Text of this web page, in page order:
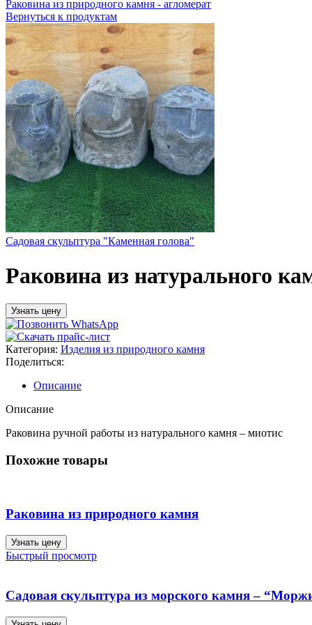
Раковина из природного камня - агломерат
Вернуться к продуктам
Садовая скульптура "Каменная голова"
Раковина из натурального
Узнать цену
Категория: Изделия из природного камня
Поделиться:
Описание
Описание
Раковина ручной работы из натурального камня – миотис
Похожие товары
Раковина из природного камня
Узнать цену
Быстрый просмотр
Садовая скульптура из морского камня –